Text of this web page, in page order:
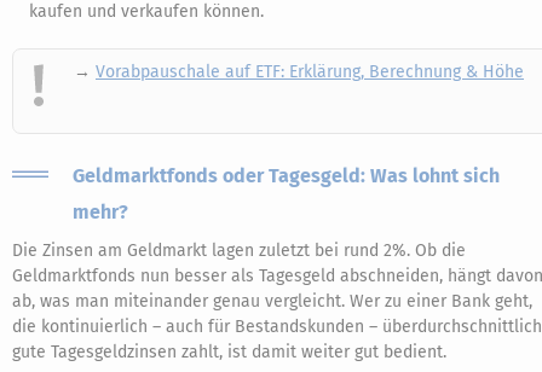
kaufen und verkaufen können.
→ Vorabpauschale auf ETF: Erklärung, Berechnung & Höhe
Geldmarktfonds oder Tagesgeld: Was lohnt sich
mehr?
Die Zinsen am Geldmarkt lagen zuletzt bei rund 2%. Ob die
Geldmarktfonds nun besser als Tagesgeld abschneiden, hängt davon
ab, was man miteinander genau vergleicht. Wer zu einer Bank geht,
die kontinuierlich – auch für Bestandskunden – überdurchschnittlich
gute Tagesgeldzinsen zahlt, ist damit weiter gut bedient.